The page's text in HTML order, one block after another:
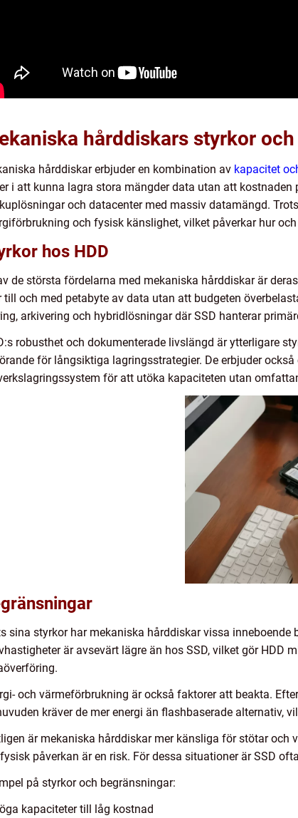
hårddiskars styrkor
hårddiskar erbjuder en kombination av kapacitet
i att kunna lagra stora mängder data utan att
och datacenter med massiv datamängd.
och fysisk känslighet, vilket påverkar hur
hos HDD
de största fördelarna med mekaniska hårddiskar är
till och med petabyte av data utan att budgeten
arkivering och hybridlösningar där SSD hanterar
robusthet och dokumenterade livslängd är ytterligare
för långsiktiga lagringsstrategier. De erbjuder
för att utöka kapaciteten utan
sina styrkor har mekaniska hårddiskar vissa
är avsevärt lägre än hos SSD, vilket gör
och värmeförbrukning är också faktorer att beakta.
kräver de mer energi än flashbaserade alternativ,
är mekaniska hårddiskar mer känsliga för stötar
påverkan är en risk. För dessa situationer är SSD
på styrkor och begränsningar:
kapaciteter till låg kostnad